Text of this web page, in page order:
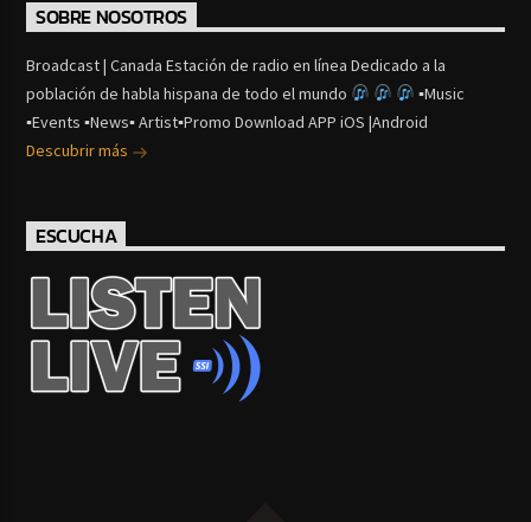
SOBRE NOSOTROS
Broadcast | Canada Estación de radio en línea Dedicado a la
población de habla hispana de todo el mundo
▪Music
▪Events ▪News▪ Artist▪Promo Download APP iOS |Android
Descubrir más
ESCUCHA